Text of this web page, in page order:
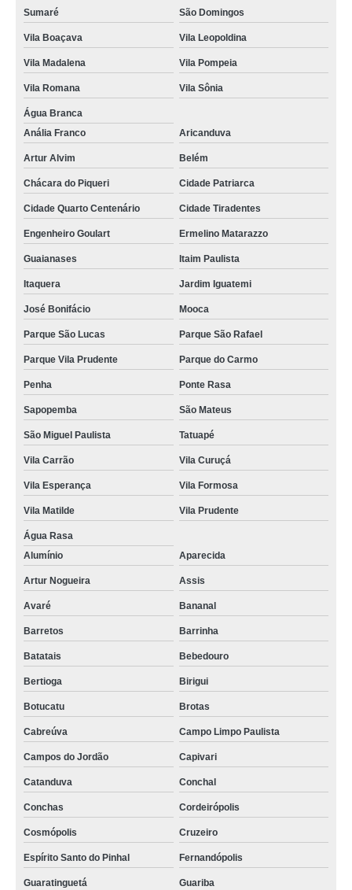
Sumaré São Domingos
Vila Boaçava Vila Leopoldina
Vila Madalena Vila Pompeia
Vila Romana Vila Sônia
Água Branca
Anália Franco
Aricanduva
Artur Alvim Belém
Chácara do Piqueri Cidade Patriarca
Cidade Quarto Centenário Cidade Tiradentes
Engenheiro Goulart Ermelino Matarazzo
Guaianases Itaim Paulista
Itaquera Jardim Iguatemi
José Bonifácio Mooca
Parque São Lucas Parque São Rafael
Parque Vila Prudente Parque do Carmo
Penha Ponte Rasa
Sapopemba São Mateus
São Miguel Paulista Tatuapé
Vila Carrão Vila Curuçá
Vila Esperança Vila Formosa
Vila Matilde Vila Prudente
Água Rasa
Alumínio
Aparecida
Artur Nogueira Assis
Avaré Bananal
Barretos Barrinha
Batatais Bebedouro
Bertioga Birigui
Botucatu Brotas
Cabreúva Campo Limpo Paulista
Campos do Jordão Capivari
Catanduva Conchal
Conchas Cordeirópolis
Cosmópolis Cruzeiro
Espírito Santo do Pinhal Fernandópolis
Guaratinguetá Guariba